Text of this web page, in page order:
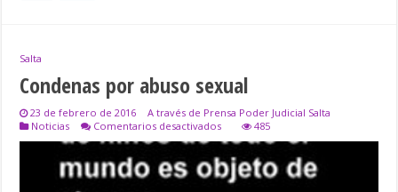
Salta
Condenas por abuso sexual
23 de febrero de 2016
A través de Prensa Poder Judicial Salta
Noticias
Comentarios desactivadosen
abuso
sexual
485